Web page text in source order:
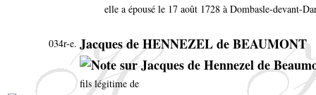
elle a épousé le 17 août 1728 à Dombasle-devant-
034r-e. Jacques de HENNEZEL de BEAUMONT
fils légitime de